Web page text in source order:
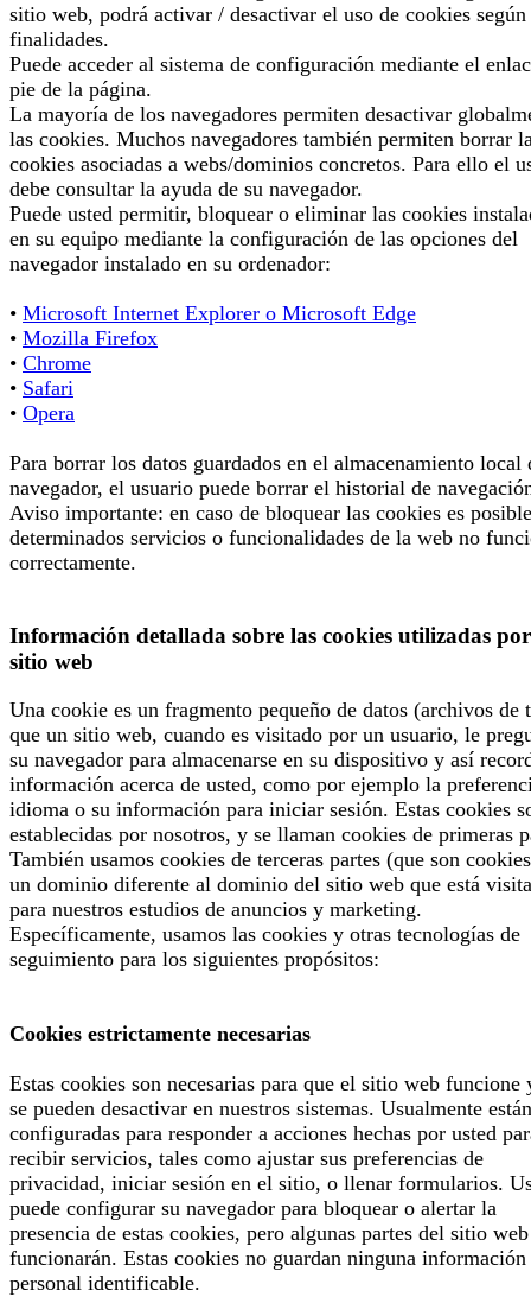
sitio web, podrá activar / desactivar el uso de cookies según
finalidades.
Puede acceder al sistema de configuración mediante el
pie de la página.
La mayoría de los navegadores permiten desactivar
las cookies. Muchos navegadores también permiten borrar
cookies asociadas a webs/dominios concretos. Para ello el
debe consultar la ayuda de su navegador.
Puede usted permitir, bloquear o eliminar las cookies
en su equipo mediante la configuración de las opciones del
navegador instalado en su ordenador:
• Microsoft Internet Explorer o Microsoft Edge
• Mozilla Firefox
• Chrome
• Safari
• Opera
Para borrar los datos guardados en el almacenamiento local
navegador, el usuario puede borrar el historial de
Aviso importante: en caso de bloquear las cookies es
determinados servicios o funcionalidades de la web no
correctamente.
Información detallada sobre las cookies utilizadas por
sitio web
Una cookie es un fragmento pequeño de datos (archivos de
que un sitio web, cuando es visitado por un usuario, le
su navegador para almacenarse en su dispositivo y así
información acerca de usted, como por ejemplo la
idioma o su información para iniciar sesión. Estas cookies
establecidas por nosotros, y se llaman cookies de primeras
También usamos cookies de terceras partes (que son
un dominio diferente al dominio del sitio web que está
para nuestros estudios de anuncios y marketing.
Específicamente, usamos las cookies y otras tecnologías de
seguimiento para los siguientes propósitos:
Cookies estrictamente necesarias
Estas cookies son necesarias para que el sitio web funcione
se pueden desactivar en nuestros sistemas. Usualmente están
configuradas para responder a acciones hechas por usted
recibir servicios, tales como ajustar sus preferencias de
privacidad, iniciar sesión en el sitio, o llenar formularios.
puede configurar su navegador para bloquear o alertar la
presencia de estas cookies, pero algunas partes del sitio
funcionarán. Estas cookies no guardan ninguna información
personal identificable.